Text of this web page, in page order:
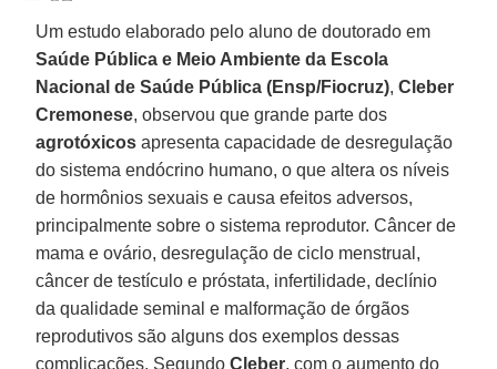
Um estudo elaborado pelo aluno de doutorado em
Saúde Pública e Meio Ambiente da Escola
Nacional de Saúde Pública (Ensp/Fiocruz),Cleber
Cremonese, observou que grande parte dos
agrotóxicos apresenta capacidade de desregulação
do sistema endócrino humano, o que altera os níveis
de hormônios sexuais e causa efeitos adversos,
principalmente sobre o sistema reprodutor. Câncer de
mama e ovário, desregulação de ciclo menstrual,
câncer de testículo e próstata, infertilidade, declínio
da qualidade seminal e malformação de órgãos
reprodutivos são alguns dos exemplos dessas
complicações. SegundoCleber, com o aumento do